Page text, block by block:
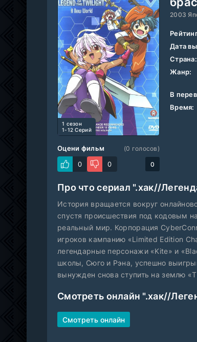
2003
1 cезон
1-12 Серий
Оцени фильм
0
0
(0 голосов)
0
Дата
Страна:
Жанр:
В
Время:
Про что сериал ".хак//
История вращается вокруг
спустя происшествия под кодовым
реальный мир. Корпорация
игроков кампанию «Limited Edition
легендарные персонажи «Kite» и
школы, Сюго и Рэна, успешно
вынужден снова ступить на землю
Смотреть онлайн ".хак//
Смотреть онлайн